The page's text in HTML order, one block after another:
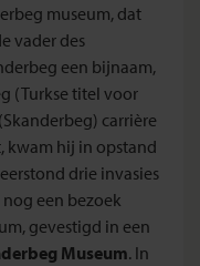
museum, dat
vader des
een bijnaam,
(Turkse titel voor
carrière
kwam hij in opstand
drie invasies
een bezoek
gevestigd in een
Museum. In